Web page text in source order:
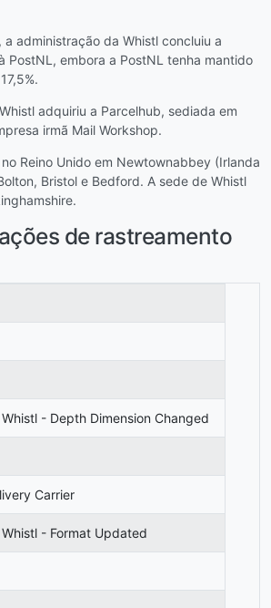
a administração da Whistl concluiu a
PostNL, embora a PostNL tenha mantido
adquiriu a Parcelhub, sediada em
irmã Mail Workshop.
Reino Unido em Newtownabbey (Irlanda
Bristol e Bedford. A sede de Whistl
de rastreamento
- Depth Dimension Changed
Carrier
- Format Updated